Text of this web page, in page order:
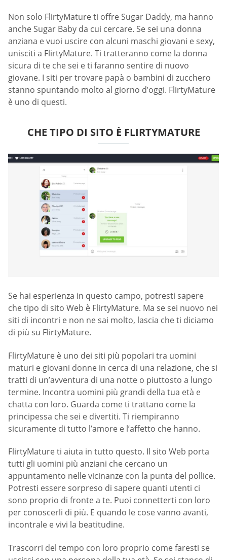
Non solo FlirtyMature ti offre Sugar Daddy, ma hanno
anche Sugar Baby da cui cercare. Se sei una donna
anziana e vuoi uscire con alcuni maschi giovani e sexy,
unisciti a FlirtyMature. Ti tratteranno come la donna
sicura di te che sei e ti faranno sentire di nuovo
giovane. I siti per trovare papà o bambini di zucchero
stanno spuntando molto al giorno d’oggi. FlirtyMature
è uno di questi.
CHE TIPO DI SITO È FLIRTYMATURE
Se hai esperienza in questo campo, potresti sapere
che tipo di sito Web è FlirtyMature. Ma se sei nuovo nei
siti di incontri e non ne sai molto, lascia che ti diciamo
di più su FlirtyMature.
FlirtyMature è uno dei siti più popolari tra uomini
maturi e giovani donne in cerca di una relazione, che si
tratti di un’avventura di una notte o piuttosto a lungo
termine. Incontra uomini più grandi della tua età e
chatta con loro. Guarda come ti trattano come la
principessa che sei e divertiti. Ti riempiranno
sicuramente di tutto l’amore e l’affetto che hanno.
FlirtyMature ti aiuta in tutto questo. Il sito Web porta
tutti gli uomini più anziani che cercano un
appuntamento nelle vicinanze con la punta del pollice.
Potresti essere sorpreso di sapere quanti utenti ci
sono proprio di fronte a te. Puoi connetterti con loro
per conoscerli di più. E quando le cose vanno avanti,
incontrale e vivi la beatitudine.
Trascorri del tempo con loro proprio come faresti se